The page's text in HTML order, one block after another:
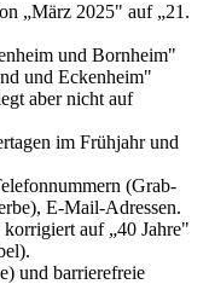
„März 2025" auf „21.
und Bornheim"
und Eckenheim"
aber nicht auf
im Frühjahr und
(Grab-
E-Mail-Adressen.
auf „40 Jahre"
und barrierefreie